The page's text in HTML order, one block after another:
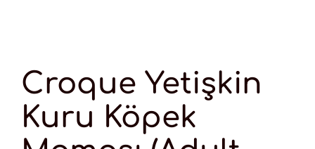
Croque Yetişkin
Kuru Köpek